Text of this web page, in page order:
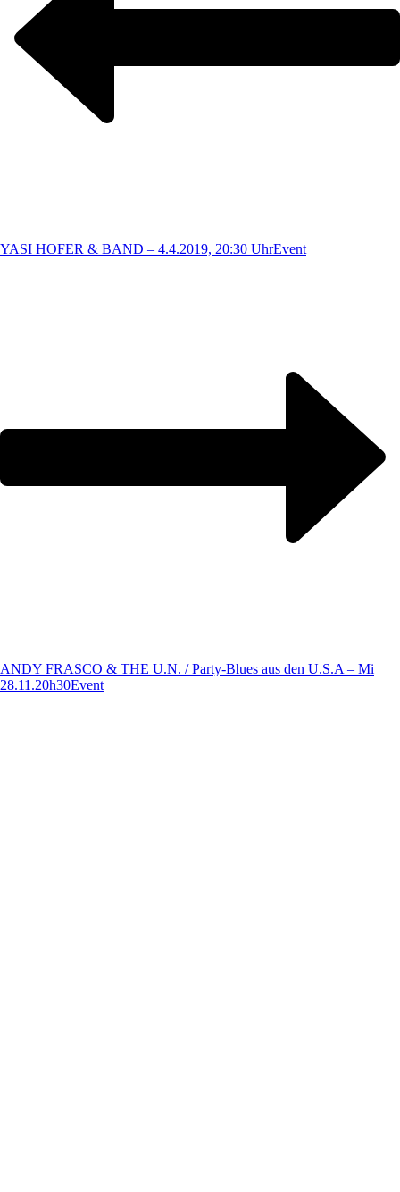
YASI HOFER & BAND – 4.4.2019, 20:30 UhrEvent
ANDY FRASCO & THE U.N. / Party-Blues aus den U.S.A – Mi
28.11.20h30Event